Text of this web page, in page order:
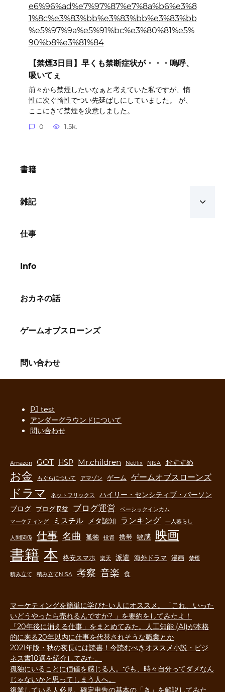
【禁煙3日目】早くも禁断症状が・・・嗚呼、
吸いてぇ
前々から禁煙したいなぁと考えていた私ですが、惰
性に次ぐ惰性でつい先延ばしにしていました。 が、
ここにきて禁煙を決意しました。
0 1.5k.
書籍
雑記
仕事
Info
おカネの話
ゲームオブスローンズ
問い合わせ
PJ test
アンダーグラウンドについて
問い合わせ
Amazon GOT HSP Mr.children Netflix NISA おすすめ
お金 もぐらについて アマゾン ゲーム ゲームオブスローンズ
ドラマ ネットフリックス
ハイリー・センシティブ・パーソン
ブログ
ブログ収益 ブログ運営
ベーシックインカム
マーケティング
ミスチル メタ認知 ランキング 一人暮らし
人間関係 仕事 名曲 孤独 投資 携帯 敏感 映画
書籍 本 格安スマホ 楽天 派遣 海外ドラマ 漫画 禁煙
積み立て 積み立てNISA 考察 音楽 食
マーケティングを簡単に学びたい人にオススメ。「これ、いった
いどうやったら売れるんですか? 」を要約をしてみたよ！
「20年後に消える仕事」をまとめてみた。人工知能 (AI)が本格
的に来る20年以内に仕事を代替されそうな職業とか
2021年版・秋の夜長には読書！今読むべきオススメ小説・ビジ
ネス書10選を紹介してみた。
孤独にいることに価値を感じる人。でも、時々自分ってダメなん
じゃないかと思ってしまう人へ。
復業している人必見。確定申告の基本の「き」を解説してみた